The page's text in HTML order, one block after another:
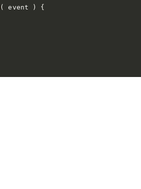
( event )
{